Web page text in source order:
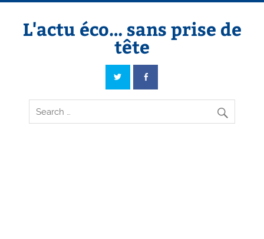
Skip
contentL'actu éco… sans prise de
tête
L'actu éco… sans prise de tête